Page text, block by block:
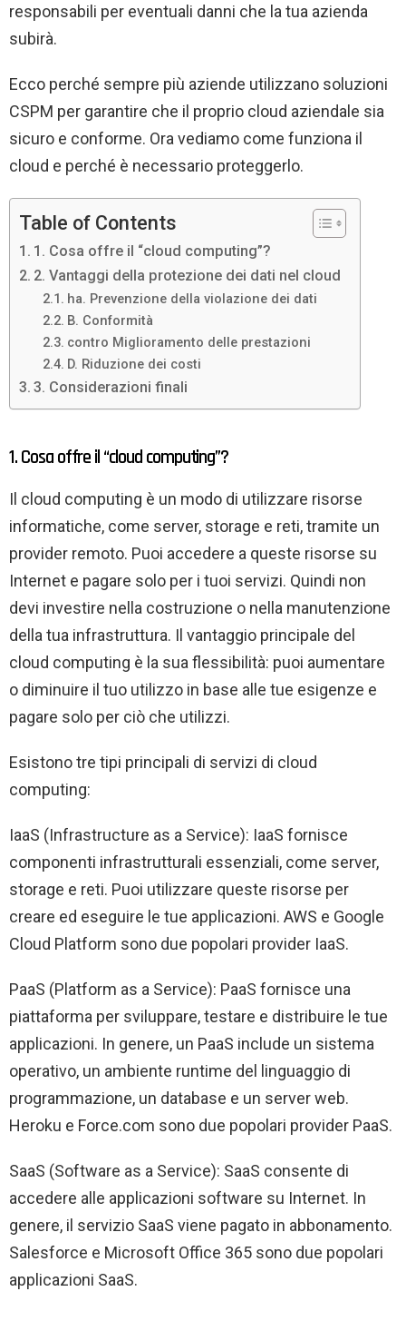
responsabili per eventuali danni che la tua azienda
subirà.
Ecco perché sempre più aziende utilizzano soluzioni
CSPM per garantire che il proprio cloud aziendale sia
sicuro e conforme. Ora vediamo come funziona il
cloud e perché è necessario proteggerlo.
Table of Contents
1. Cosa offre il “cloud computing”?
2. Vantaggi della protezione dei dati nel cloud
ha. Prevenzione della violazione dei dati
B. Conformità
contro Miglioramento delle prestazioni
D. Riduzione dei costi
3. Considerazioni finali
1. Cosa offre il “cloud computing”?
Il cloud computing è un modo di utilizzare risorse
informatiche, come server, storage e reti, tramite un
provider remoto. Puoi accedere a queste risorse su
Internet e pagare solo per i tuoi servizi. Quindi non
devi investire nella costruzione o nella manutenzione
della tua infrastruttura. Il vantaggio principale del
cloud computing è la sua flessibilità: puoi aumentare
o diminuire il tuo utilizzo in base alle tue esigenze e
pagare solo per ciò che utilizzi.
Esistono tre tipi principali di servizi di cloud
computing:
IaaS (Infrastructure as a Service): IaaS fornisce
componenti infrastrutturali essenziali, come server,
storage e reti. Puoi utilizzare queste risorse per
creare ed eseguire le tue applicazioni. AWS e Google
Cloud Platform sono due popolari provider IaaS.
PaaS (Platform as a Service): PaaS fornisce una
piattaforma per sviluppare, testare e distribuire le tue
applicazioni. In genere, un PaaS include un sistema
operativo, un ambiente runtime del linguaggio di
programmazione, un database e un server web.
Heroku e Force.com sono due popolari provider PaaS.
SaaS (Software as a Service): SaaS consente di
accedere alle applicazioni software su Internet. In
genere, il servizio SaaS viene pagato in abbonamento.
Salesforce e Microsoft Office 365 sono due popolari
applicazioni SaaS.